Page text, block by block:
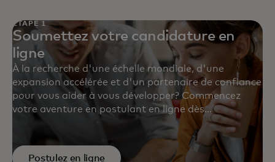
ÉTAPE 1
Soumettez votre candidature en
ligne
À la recherche d'une échelle mondiale, d'une
expansion accélérée et d'un partenaire de confiance
pour vous aider à vous développer? Commencez
votre aventure en postulant en ligne dès
Postulez en ligne